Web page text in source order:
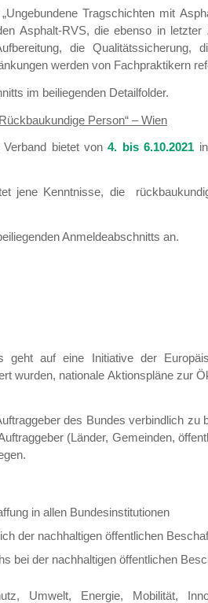
Tragschichten mit
Asphalt-RVS, die ebenso in
die Qualitätssicherung,
werden von Fachpraktikern
im beiliegenden Detailfolder.
Person“ – Wien
Verband bietet von4. bis 6.10.2021
jene Kenntnisse, die
Anmeldeabschnitts an.
geht auf eine Initiative der
wurden, nationale Aktionspläne zur
des Bundes verbindlich zu
(Länder, Gemeinden,
in allen Bundesinstitutionen
der nachhaltigen öffentlichen
bei der nachhaltigen öffentlichen
Umwelt, Energie, Mobilität,